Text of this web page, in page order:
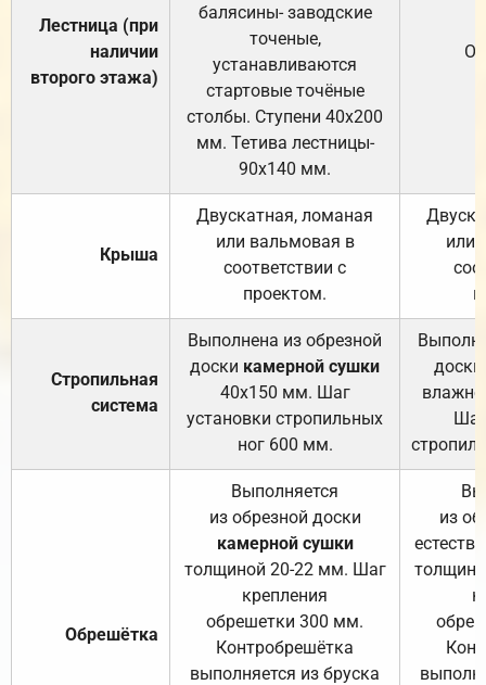
Лестница (при
наличии
второго этажа)
балясины- заводские
точеные,
устанавливаются
стартовые точёные
столбы. Ступени 40х200
мм. Тетива лестницы-
90х140 мм.
Крыша
Двускатная, ломаная
или вальмовая в
соответствии с
проектом.
или
Стропильная
система
Выполнена из обрезной
доски камерной сушки
40х150 мм. Шаг
установки стропильных
ног 600 мм.
доски
Обрешётка
Выполняется
из обрезной доски
камерной сушки
толщиной 20-22 мм. Шаг
крепления
обрешетки 300 мм.
Контробрешётка
выполняется из бруска
из